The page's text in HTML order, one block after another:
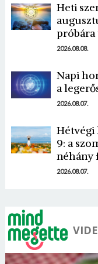
Heti
próbára
2026.08.08.
Napi
a
2026.08.07.
Hétvégi
9: a
néhány
2026.08.07.